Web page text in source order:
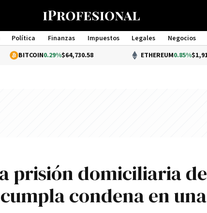
Política Finanzas Impuestos Legales Negocios
Management
0.29%$64,730.58 ETHEREUM 0.85%$1,913.78
prisión domiciliaria de
condena en una